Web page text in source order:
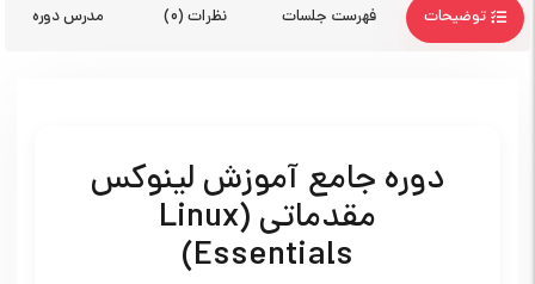
توضیحات فهرست جلسات نظرات (0) مدرس دوره
دوره جامع آموزش لینوکس
مقدماتی (Linux
Essentials)